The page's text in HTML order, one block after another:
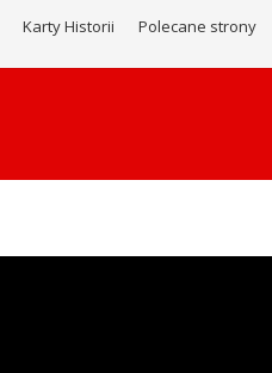
Karty Historii Polecane strony